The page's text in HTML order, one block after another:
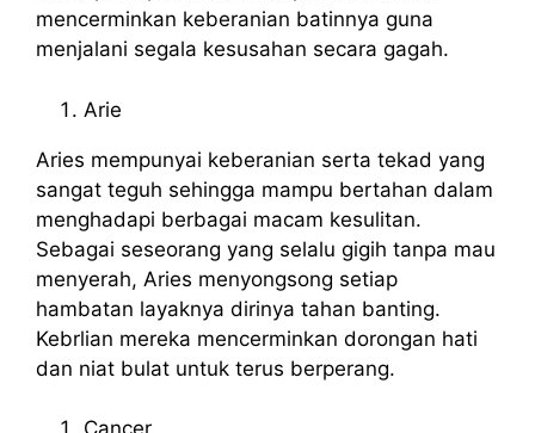
mencerminkan keberanian batinnya guna
menjalani segala kesusahan secara gagah.
Arie
Aries mempunyai keberanian serta tekad yang
sangat teguh sehingga mampu bertahan dalam
menghadapi berbagai macam kesulitan.
Sebagai seseorang yang selalu gigih tanpa mau
menyerah, Aries menyongsong setiap
hambatan layaknya dirinya tahan banting.
Kebrlian mereka mencerminkan dorongan hati
dan niat bulat untuk terus berperang.